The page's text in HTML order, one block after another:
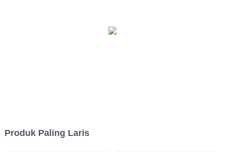
Produk Paling Laris